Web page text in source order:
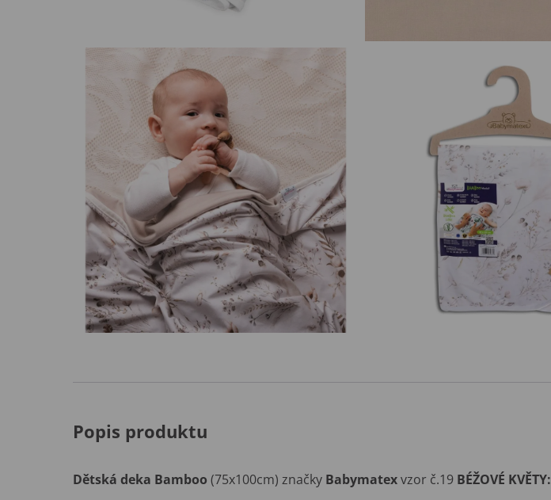
Popis produktu
Dětská deka Bamboo (75x100cm) značky Babymatexvzor č.19 BÉŽOVÉ KVĚTY: